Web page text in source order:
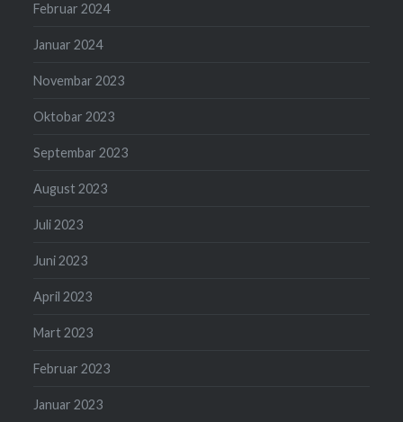
Februar 2024
Januar 2024
Novembar 2023
Oktobar 2023
Septembar 2023
August 2023
Juli 2023
Juni 2023
April 2023
Mart 2023
Februar 2023
Januar 2023